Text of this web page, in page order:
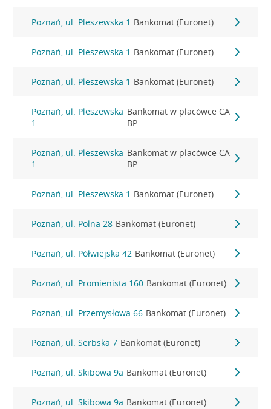
Poznań, ul. Pleszewska 1 Bankomat (Euronet)
Poznań, ul. Pleszewska 1 Bankomat (Euronet)
Poznań, ul. Pleszewska 1 Bankomat (Euronet)
Poznań, ul. Pleszewska
1
Bankomat w placówce CA
BP
Poznań, ul. Pleszewska
1
Bankomat w placówce CA
BP
Poznań, ul. Pleszewska 1 Bankomat (Euronet)
Poznań, ul. Polna 28 Bankomat (Euronet)
Poznań, ul. Półwiejska 42 Bankomat (Euronet)
Poznań, ul. Promienista 160 Bankomat (Euronet)
Poznań, ul. Przemysłowa 66 Bankomat (Euronet)
Poznań, ul. Serbska 7 Bankomat (Euronet)
Poznań, ul. Skibowa 9a Bankomat (Euronet)
Poznań, ul. Skibowa 9a Bankomat (Euronet)